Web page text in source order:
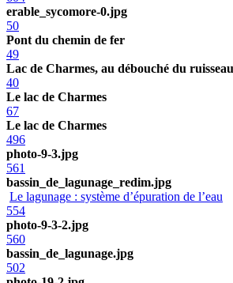
erable_sycomore-0.jpg
50
Pont du chemin de fer
49
Lac de Charmes, au débouché du
40
Le lac de Charmes
67
Le lac de Charmes
496
photo-9-3.jpg
561
bassin_de_lagunage_redim.jpg
Le lagunage : système d’épuration de l’eau
554
photo-9-3-2.jpg
560
bassin_de_lagunage.jpg
502